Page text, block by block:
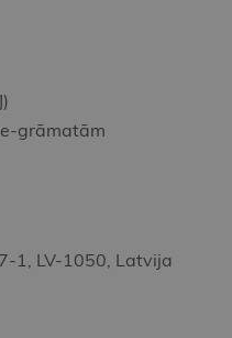
grāmatām
1, LV-1050, Latvija